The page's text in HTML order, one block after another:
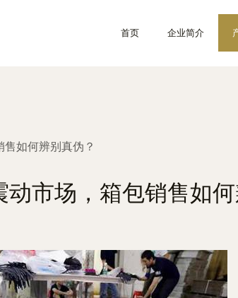
首页 企业简介
如何辨别真伪？
市场，箱包销售如